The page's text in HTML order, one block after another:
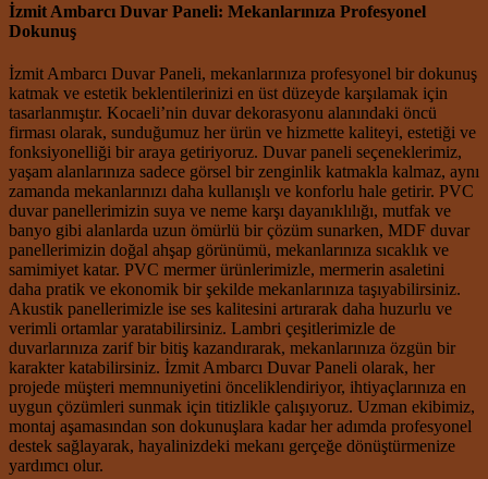
İzmit Ambarcı Duvar Paneli: Mekanlarınıza Profesyonel
Dokunuş
İzmit Ambarcı Duvar Paneli, mekanlarınıza profesyonel bir dokunuş
katmak ve estetik beklentilerinizi en üst düzeyde karşılamak için
tasarlanmıştır. Kocaeli’nin duvar dekorasyonu alanındaki öncü
firması olarak, sunduğumuz her ürün ve hizmette kaliteyi, estetiği ve
fonksiyonelliği bir araya getiriyoruz. Duvar paneli seçeneklerimiz,
yaşam alanlarınıza sadece görsel bir zenginlik katmakla kalmaz, aynı
zamanda mekanlarınızı daha kullanışlı ve konforlu hale getirir. PVC
duvar panellerimizin suya ve neme karşı dayanıklılığı, mutfak ve
banyo gibi alanlarda uzun ömürlü bir çözüm sunarken, MDF duvar
panellerimizin doğal ahşap görünümü, mekanlarınıza sıcaklık ve
samimiyet katar. PVC mermer ürünlerimizle, mermerin asaletini
daha pratik ve ekonomik bir şekilde mekanlarınıza taşıyabilirsiniz.
Akustik panellerimizle ise ses kalitesini artırarak daha huzurlu ve
verimli ortamlar yaratabilirsiniz. Lambri çeşitlerimizle de
duvarlarınıza zarif bir bitiş kazandırarak, mekanlarınıza özgün bir
karakter katabilirsiniz. İzmit Ambarcı Duvar Paneli olarak, her
projede müşteri memnuniyetini önceliklendiriyor, ihtiyaçlarınıza en
uygun çözümleri sunmak için titizlikle çalışıyoruz. Uzman ekibimiz,
montaj aşamasından son dokunuşlara kadar her adımda profesyonel
destek sağlayarak, hayalinizdeki mekanı gerçeğe dönüştürmenize
yardımcı olur.